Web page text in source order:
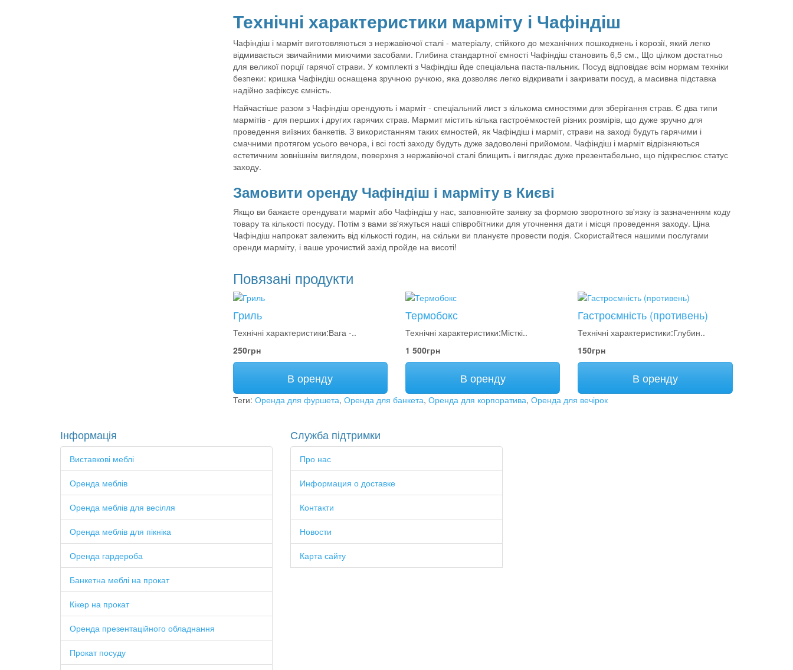
Технічні характеристики марміту і Чафіндіш
Чафіндіш і марміт виготовляються з нержавіючої сталі - матеріалу, стійкого до механічних пошкоджень і корозії, який легко
відмивається звичайними миючими засобами. Глибина стандартної ємності Чафіндіш становить 6,5 см., Що цілком достатньо
для великої порції гарячої страви. У комплекті з Чафіндіш йде спеціальна паста-пальник. Посуд відповідає всім нормам техніки
безпеки: кришка Чафіндіш оснащена зручною ручкою, яка дозволяє легко відкривати і закривати посуд, а масивна підставка
надійно зафіксує ємність.
Найчастіше разом з Чафіндіш орендують і марміт - спеціальний лист з кількома ємностями для зберігання страв. Є два типи
мармітів - для перших і других гарячих страв. Мармит містить кілька гастроёмкостей різних розмірів, що дуже зручно для
проведення виїзних банкетів. З використанням таких ємностей, як Чафіндіш і марміт, страви на заході будуть гарячими і
смачними протягом усього вечора, і всі гості заходу будуть дуже задоволені прийомом. Чафіндіш і марміт відрізняються
естетичним зовнішнім виглядом, поверхня з нержавіючої сталі блищить і виглядає дуже презентабельно, що підкреслює статус
заходу.
Замовити оренду Чафіндіш і марміту в Києві
Якщо ви бажаєте орендувати марміт або Чафіндіш у нас, заповнюйте заявку за формою зворотного зв'язку із зазначенням коду
товару та кількості посуду. Потім з вами зв'яжуться наші співробітники для уточнення дати і місця проведення заходу. Ціна
Чафіндіш напрокат залежить від кількості годин, на скільки ви плануєте провести подія. Скористайтеся нашими послугами
оренди марміту, і ваше урочистий захід пройде на висоті!
Повязані продукти
Гриль
Технічні характеристики:Вага -..
250грн
В оренду
Термобокс
Технічні характеристики:Місткі..
1 500грн
В оренду
Гастроємність (противень)
Технічні характеристики:Глубин..
150грн
В оренду
Теги: Оренда для фуршета, Оренда для банкета, Оренда для корпоратива, Оренда для вечірок
Інформація
Виставкові меблі
Оренда меблів
Оренда меблів для весілля
Оренда меблів для пікніка
Оренда гардероба
Банкетна меблі на прокат
Кікер на прокат
Оренда презентаційного обладнання
Прокат посуду
Служба підтримки
Про нас
Информация о доставке
Контакти
Новости
Карта сайту